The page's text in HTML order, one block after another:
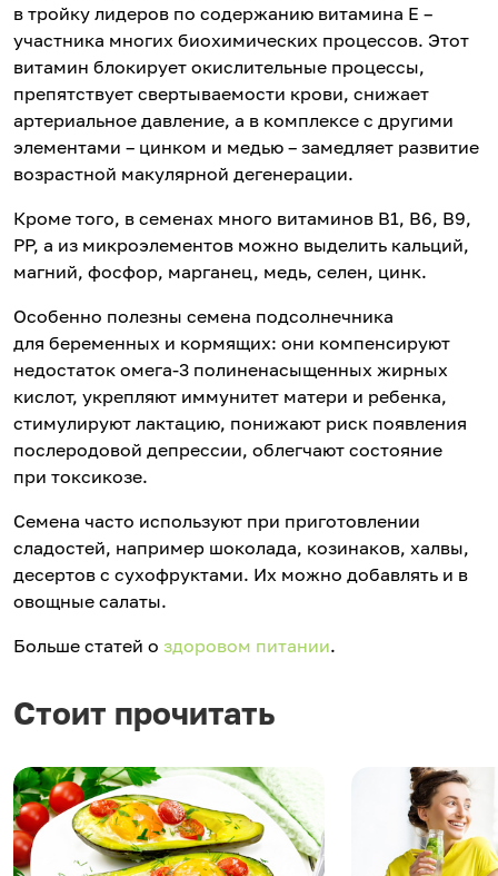
в тройку лидеров по содержанию витамина Е –
участника многих биохимических процессов. Этот
витамин блокирует окислительные процессы,
препятствует свертываемости крови, снижает
артериальное давление, а в комплексе с другими
элементами – цинком и медью – замедляет развитие
возрастной макулярной дегенерации.
Кроме того, в семенах много витаминов В1, В6, В9,
РР, а из микроэлементов можно выделить кальций,
магний, фосфор, марганец, медь, селен, цинк.
Особенно полезны семена подсолнечника
для беременных и кормящих: они компенсируют
недостаток омега-3 полиненасыщенных жирных
кислот, укрепляют иммунитет матери и ребенка,
стимулируют лактацию, понижают риск появления
послеродовой депрессии, облегчают состояние
при токсикозе.
Семена часто используют при приготовлении
сладостей, например шоколада, козинаков, халвы,
десертов с сухофруктами. Их можно добавлять и в
овощные салаты.
Больше статей о здоровом питании.
Стоит прочитать